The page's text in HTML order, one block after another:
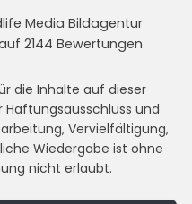
Media Bildagentur
2144 Bewertungen
die Inhalte auf dieser
und
Vervielfältigung,
Wiedergabe ist ohne
nicht erlaubt.